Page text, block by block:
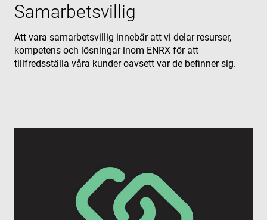
Samarbetsvillig
Att vara samarbetsvillig innebär att vi delar resurser,
kompetens och lösningar inom ENRX för att
tillfredsställa våra kunder oavsett var de befinner sig.